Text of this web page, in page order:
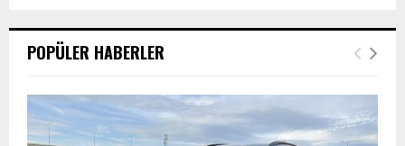
POPÜLER HABERLER